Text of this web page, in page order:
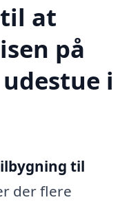
at
på
i
til
der flere